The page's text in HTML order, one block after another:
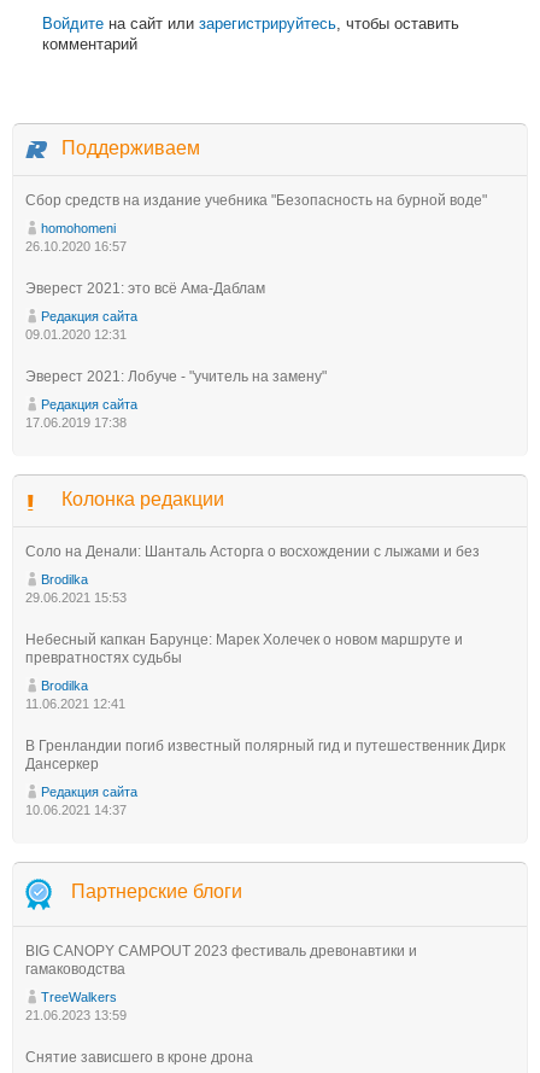
Войдите на сайт или зарегистрируйтесь, чтобы оставить
комментарий
Поддерживаем
Сбор средств на издание учебника "Безопасность на бурной воде"
homohomeni
26.10.2020 16:57
Эверест 2021: это всё Ама-Даблам
Редакция сайта
09.01.2020 12:31
Эверест 2021: Лобуче - "учитель на замену"
Редакция сайта
17.06.2019 17:38
Колонка редакции
Соло на Денали: Шанталь Асторга о восхождении с лыжами и без
Brodilka
29.06.2021 15:53
Небесный капкан Барунце: Марек Холечек о новом маршруте и
превратностях судьбы
Brodilka
11.06.2021 12:41
В Гренландии погиб известный полярный гид и путешественник Дирк
Дансеркер
Редакция сайта
10.06.2021 14:37
Партнерские блоги
BIG CANOPY CAMPOUT 2023 фестиваль древонавтики и
гамаководства
TreeWalkers
21.06.2023 13:59
Снятие зависшего в кроне дрона